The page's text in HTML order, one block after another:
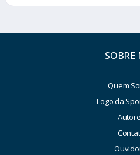
SOBRE
Quem
Logo da